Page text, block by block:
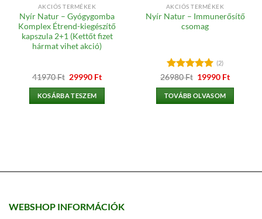
AKCIÓS TERMÉKEK
Nyír Natur – Gyógygomba
Komplex Étrend-kiegészítő
kapszula 2+1 (Kettőt fizet
hármat vihet akció)
41970Ft Original
was:
41970 Ft.
29990 FtCurrent
29990 Ft.
KOSÁRBA TESZEM
AKCIÓS TERMÉKEK
Nyír Natur – Immunerősítő
csomag
Értékelés:5
/ 5
(2)
26980Ft Original
was:
26980 Ft.
19990 FtCurrent
19990
TOVÁBB OLVASOM
WEBSHOP INFORMÁCIÓK